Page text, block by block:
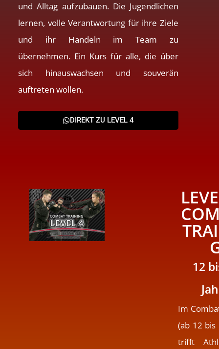
und Alltag aufzubauen. Die Jugendlichen
lernen, volle Verantwortung für ihre Ziele
und ihr Handeln im Team zu
übernehmen. Ein Kurs für alle, die über
sich hinauswachsen und souverän
auftreten wollen.
DIREKT ZU LEVEL 4
12
Im
(ab 12 bis
trifft